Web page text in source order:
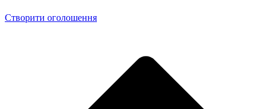
Створити оголошення